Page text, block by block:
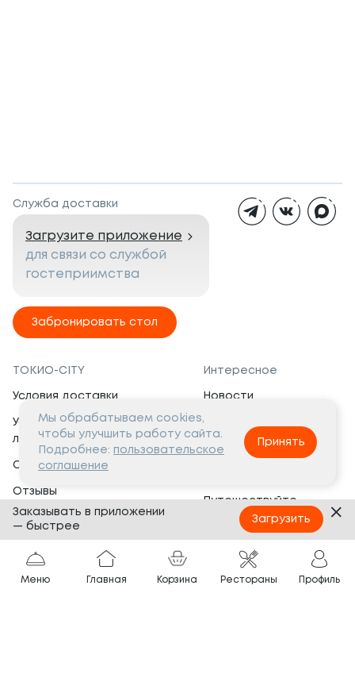
Служба доставки
Загрузите приложение
для связи со службой
гостеприимства
Забронировать стол
ТОКИО-CITY
Условия доставки
Условия программы
лояльности
Сертификаты
Отзывы
Банкеты
Вопросы и ответы
Интересное
Новости
Вакансии
Социальная жизнь
Путешествуйте
с ТОКИО-CITY
Партнёрам
Франшиза
Меню Главная Корзина Рестораны Профиль
Мы обрабатываем cookies,
чтобы улучшить работу сайта.
Подробнее: пользовательское
соглашение
Принять
Заказывать в приложении
— быстрее
Загрузить